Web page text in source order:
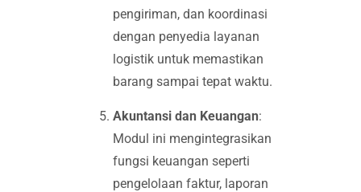
pengiriman, dan koordinasi
dengan penyedia layanan
logistik untuk memastikan
barang sampai tepat waktu.
Akuntansi dan Keuangan:
Modul ini mengintegrasikan
fungsi keuangan seperti
pengelolaan faktur, laporan